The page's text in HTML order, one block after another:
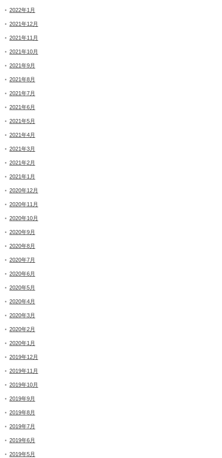
2022年1月
2021年12月
2021年11月
2021年10月
2021年9月
2021年8月
2021年7月
2021年6月
2021年5月
2021年4月
2021年3月
2021年2月
2021年1月
2020年12月
2020年11月
2020年10月
2020年9月
2020年8月
2020年7月
2020年6月
2020年5月
2020年4月
2020年3月
2020年2月
2020年1月
2019年12月
2019年11月
2019年10月
2019年9月
2019年8月
2019年7月
2019年6月
2019年5月